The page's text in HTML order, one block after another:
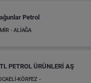
Petrol
- ALİAĞA
PETROL ÜRÜNLERİ AŞ
KÖRFEZ -